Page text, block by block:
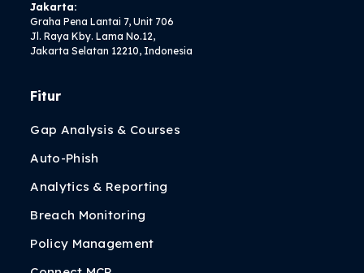
Jakarta:
Graha Pena Lantai 7, Unit 706
Jl. Raya Kby. Lama No.12,
Jakarta Selatan 12210, Indonesia
Fitur
Gap Analysis & Courses
Auto-Phish
Analytics & Reporting
Breach Monitoring
Policy Management